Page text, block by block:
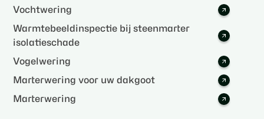
Vochtwering
Warmtebeeldinspectie bij steenmarter
isolatieschade
Vogelwering
Marterwering voor uw dakgoot
Marterwering